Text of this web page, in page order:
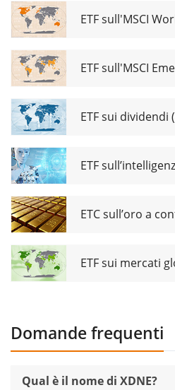
ETF sull'MSCI
ETF sui
ETC sull’oro a
ETF sui mercati
Domande frequenti
Qual è il nome di XDNE?